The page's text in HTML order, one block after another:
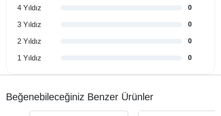
4 Yıldız 0
3 Yıldız 0
2 Yıldız 0
1 Yıldız 0
Beğenebileceğiniz Benzer Ürünler